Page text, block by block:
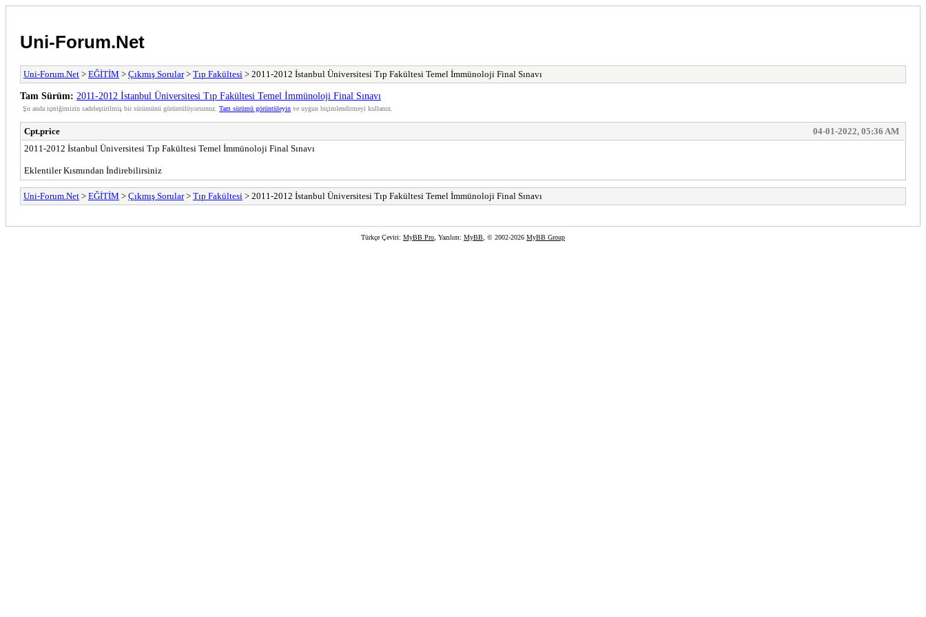
Uni-Forum.Net
Uni-Forum.Net > EĞİTİM > Çıkmış Sorular> Tıp Fakültesi > 2011-2012 İstanbul Üniversitesi Tıp Fakültesi Temel İmmünoloji Final Sınavı
Tam Sürüm: 2011-2012 İstanbul Üniversitesi Tıp Fakültesi Temel İmmünoloji Final Sınavı
Şu anda içeriğimizin sadeleştirilmiş bir sürümünü görüntülüyorsunuz. Tam sürümü görüntüleyin ve uygun biçimlendirmeyi kullanın.
Cpt.price
04-01-2022, 05:36 AM
2011-2012 İstanbul Üniversitesi Tıp Fakültesi Temel İmmünoloji Final Sınavı
Eklentiler Kısmından İndirebilirsiniz
Uni-Forum.Net > EĞİTİM > Çıkmış Sorular> Tıp Fakültesi > 2011-2012 İstanbul Üniversitesi Tıp Fakültesi Temel İmmünoloji Final Sınavı
Türkçe Çeviri: MyBB Pro , Yazılım: MyBB , © 2002-2026 MyBB Group